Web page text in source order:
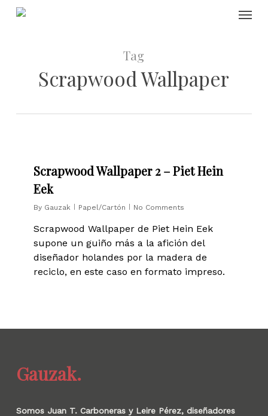
Skip
Tag
Scrapwood Wallpaper
Scrapwood Wallpaper 2 – Piet Hein
Eek
By Gauzak Papel/Cartón No Comments
Scrapwood Wallpaper de Piet Hein Eek
supone un guiño más a la afición del
diseñador holandes por la madera de
reciclo, en este caso en formato impreso.
Gauzak.
Somos Juan T. Carboneras y Leire Pérez, diseñadores